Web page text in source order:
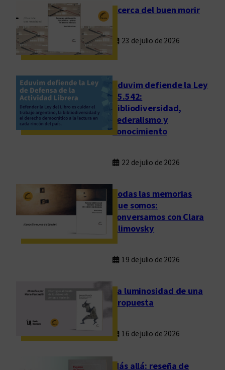
o
s
l
a
z
g
o
s
Acerca del buen morir
23 de julio de 2026
Eduvim defiende la Ley
25.542:
bibliodiversidad,
federalismo y
conocimiento
22 de julio de 2026
Todas las memorias
que somos:
conversamos con Clara
Klimovsky
19 de julio de 2026
La luminosidad de una
propuesta
16 de julio de 2026
Más allá: reseña de